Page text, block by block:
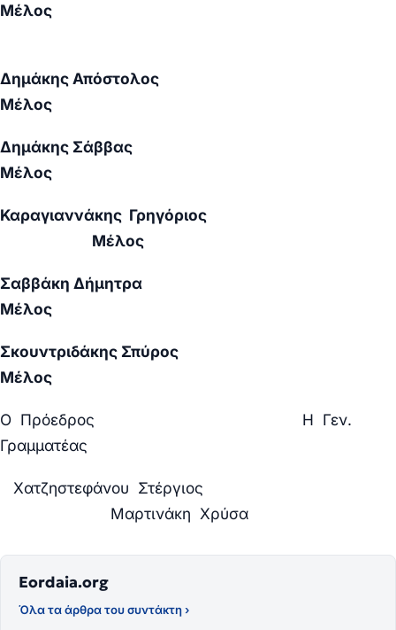
Μέλος
Δημάκης Απόστολος
Μέλος
Δημάκης Σάββας
Μέλος
Καραγιαννάκης Γρηγόριος
Μέλος
Σαββάκη Δήμητρα
Μέλος
Σκουντριδάκης Σπύρος
Μέλος
Ο Πρόεδρος Η Γεν.
Γραμματέας
Χατζηστεφάνου Στέργιος
Μαρτινάκη Χρύσα
Eordaia.org
Όλα τα άρθρα του συντάκτη ›